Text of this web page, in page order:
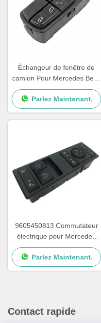
Échangeur de fenêtre de
camion Pour Mercedes Benz
OEM A0045451813
A0055451313 A0045401805
Parlez Maintenant.
9605450813 Commutateur
électrique pour Mercedes
Benz Actros MP4 OEM
A9605450813
Parlez Maintenant.
Contact rapide